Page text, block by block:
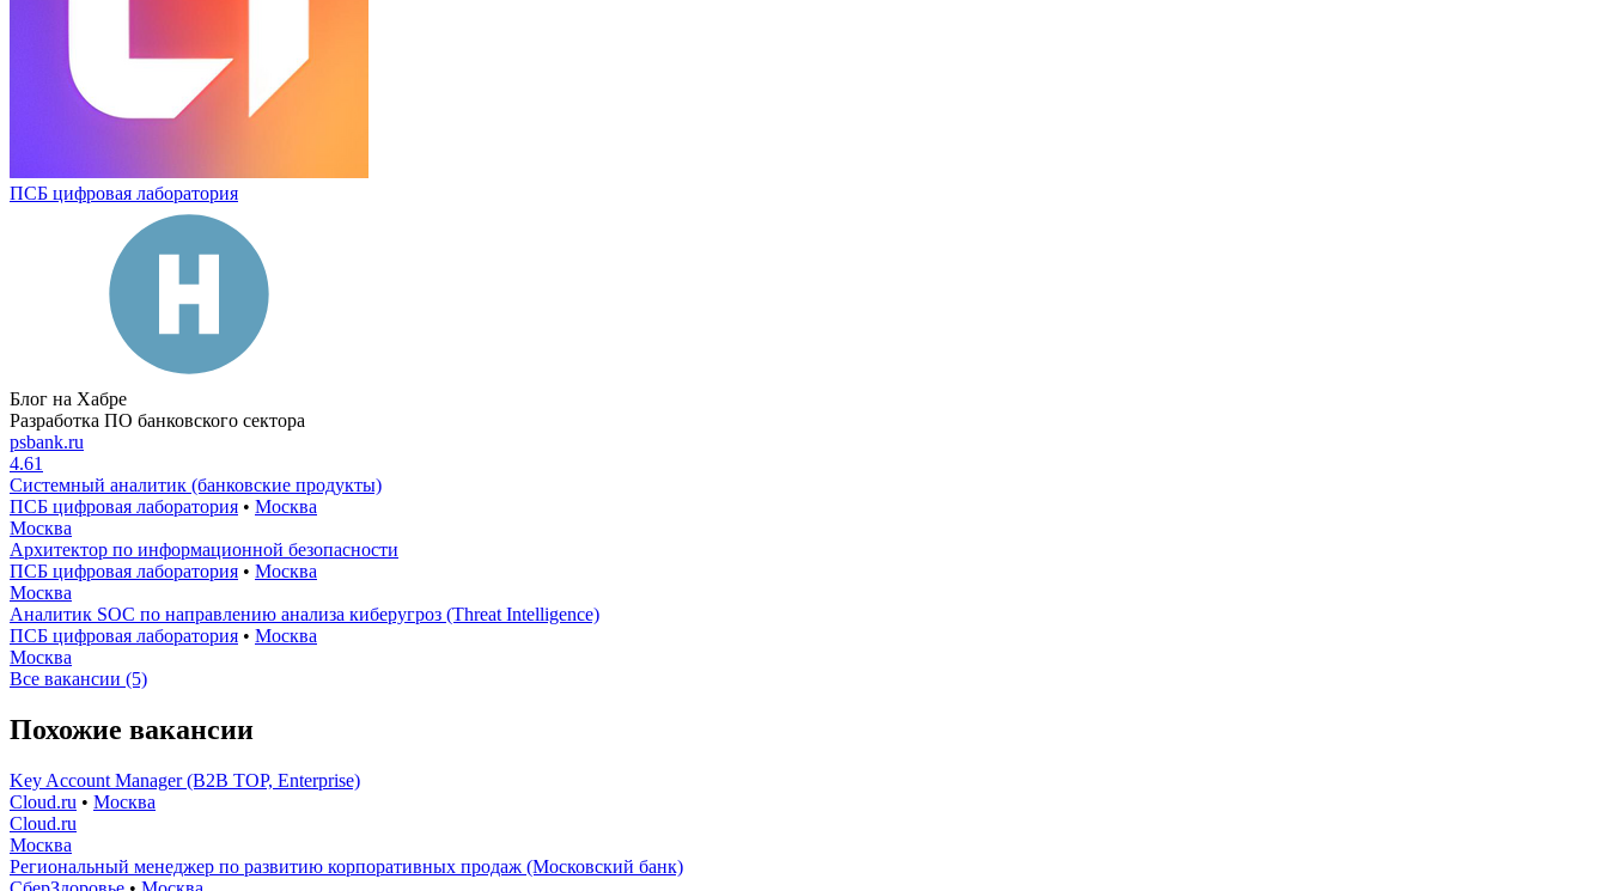
ПСБ цифровая лаборатория
Блог на Хабре
Разработка ПО банковского сектора
psbank.ru
4.61
Системный аналитик (банковские продукты)
ПСБ цифровая лаборатория • Москва
Москва
Архитектор по информационной безопасности
ПСБ цифровая лаборатория • Москва
Москва
Аналитик SOC по направлению анализа киберугроз (Threat Intelligence)
ПСБ цифровая лаборатория • Москва
Москва
Все вакансии (5)
Похожие вакансии
Key Account Manager (B2B TOP, Enterprise)
Cloud.ru • Москва
Cloud.ru
Москва
Региональный менеджер по развитию корпоративных продаж (Московский банк)